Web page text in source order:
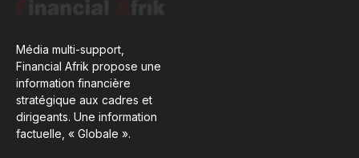
Média multi-support,
Financial Afrik propose une
information financière
stratégique aux cadres et
dirigeants. Une information
factuelle, « Globale ».